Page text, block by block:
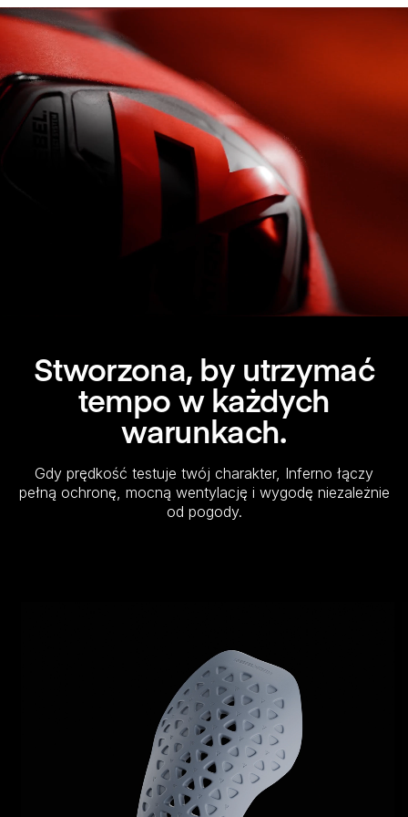
toru z praktycznością uliczną.
Stworzona, by utrzymać
tempo w każdych
warunkach.
Gdy prędkość testuje twój charakter, Inferno łączy
pełną ochronę, mocną wentylację i wygodę niezależnie
od pogody.